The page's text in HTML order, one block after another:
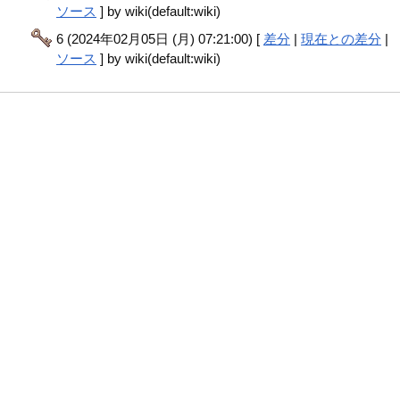
ソース ] by wiki(default:wiki)
6 (2024年02月05日 (月) 07:21:00) [ 差分 |現在との差分 |
ソース ] by wiki(default:wiki)